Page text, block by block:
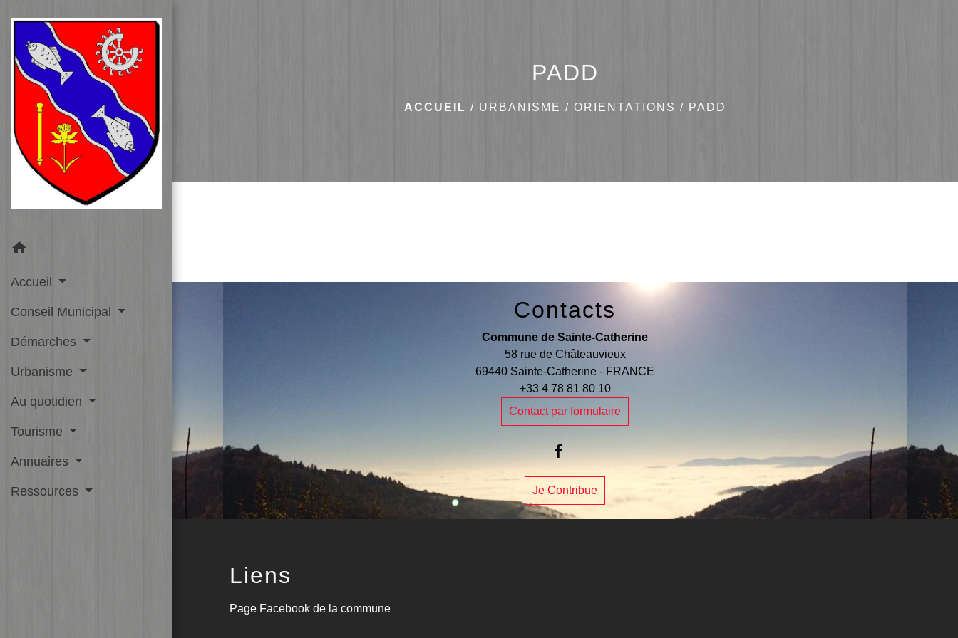
home
Accueil
Conseil Municipal
Démarches
Urbanisme
Au quotidien
Tourisme
Annuaires
Ressources
PADD
ACCUEIL / URBANISME / ORIENTATIONS / PADD
Contacts
Commune de Sainte-Catherine
58 rue de Châteauvieux
69440 Sainte-Catherine - FRANCE
+33 4 78 81 80 10
Contact par formulaire
Je Contribue
Liens
Page Facebook de la commune